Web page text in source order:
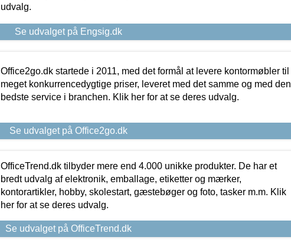
udvalg.
Se udvalget på Engsig.dk
Office2go.dk startede i 2011, med det formål at levere kontormøbler til
meget konkurrencedygtige priser, leveret med det samme og med den
bedste service i branchen. Klik her for at se deres udvalg.
Se udvalget på Office2go.dk
OfficeTrend.dk tilbyder mere end 4.000 unikke produkter. De har et
bredt udvalg af elektronik, emballage, etiketter og mærker,
kontorartikler, hobby, skolestart, gæstebøger og foto, tasker m.m. Klik
her for at se deres udvalg.
Se udvalget på OfficeTrend.dk